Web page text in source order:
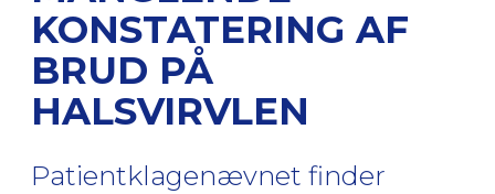
KONSTATERING AF
BRUD PÅ
HALSVIRVLEN
Patientklagenævnet finder